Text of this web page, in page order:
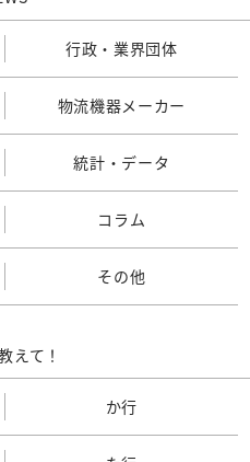
行政・業界団体
物流機器メーカー
統計・データ
コラム
その他
えて！
か行